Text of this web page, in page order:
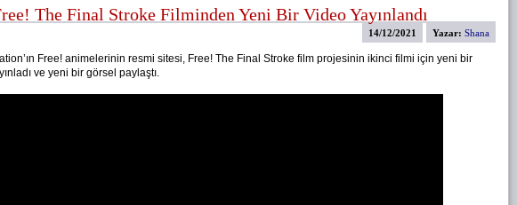
The Final Stroke Filminden Yeni Bir Video Yayınlandı
Yazar: Shana
14/12/2021
Free! animelerinin resmi sitesi, Free! The Final Stroke film projesinin ikinci filmi için yeni bir
ve yeni bir görsel paylaştı.